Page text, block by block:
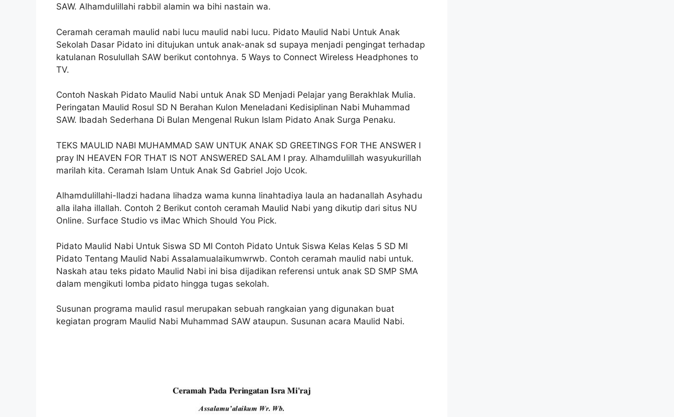
SAW. Alhamdulillahi rabbil alamin wa bihi nastain wa.
Ceramah ceramah maulid nabi lucu maulid nabi lucu. Pidato Maulid Nabi Untuk Anak
Sekolah Dasar Pidato ini ditujukan untuk anak-anak sd supaya menjadi pengingat terhadap
katulanan Rosulullah SAW berikut contohnya. 5 Ways to Connect Wireless Headphones to
TV.
Contoh Naskah Pidato Maulid Nabi untuk Anak SD Menjadi Pelajar yang Berakhlak Mulia.
Peringatan Maulid Rosul SD N Berahan Kulon Meneladani Kedisiplinan Nabi Muhammad
SAW. Ibadah Sederhana Di Bulan Mengenal Rukun Islam Pidato Anak Surga Penaku.
TEKS MAULID NABI MUHAMMAD SAW UNTUK ANAK SD GREETINGS FOR THE ANSWER I
pray IN HEAVEN FOR THAT IS NOT ANSWERED SALAM I pray. Alhamdulillah wasyukurillah
marilah kita. Ceramah Islam Untuk Anak Sd Gabriel Jojo Ucok.
Alhamdulillahi-lladzi hadana lihadza wama kunna linahtadiya laula an hadanallah Asyhadu
alla ilaha illallah. Contoh 2 Berikut contoh ceramah Maulid Nabi yang dikutip dari situs NU
Online. Surface Studio vs iMac Which Should You Pick.
Pidato Maulid Nabi Untuk Siswa SD MI Contoh Pidato Untuk Siswa Kelas Kelas 5 SD MI
Pidato Tentang Maulid Nabi Assalamualaikumwrwb. Contoh ceramah maulid nabi untuk.
Naskah atau teks pidato Maulid Nabi ini bisa dijadikan referensi untuk anak SD SMP SMA
dalam mengikuti lomba pidato hingga tugas sekolah.
Susunan programa maulid rasul merupakan sebuah rangkaian yang digunakan buat
kegiatan program Maulid Nabi Muhammad SAW ataupun. Susunan acara Maulid Nabi.